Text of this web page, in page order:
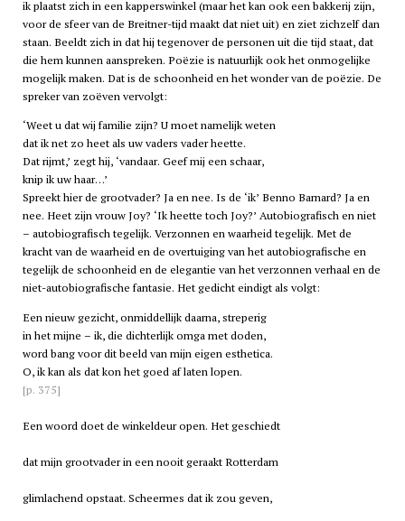
ik plaatst zich in een kapperswinkel (maar het kan ook een bakkerij zijn,
voor de sfeer van de Breitner-tijd maakt dat niet uit) en ziet zichzelf dan
staan. Beeldt zich in dat hij tegenover de personen uit die tijd staat, dat
die hem kunnen aanspreken. Poëzie is natuurlijk ook het onmogelijke
mogelijk maken. Dat is de schoonheid en het wonder van de poëzie. De
spreker van zoëven vervolgt:
‘Weet u dat wij familie zijn? U moet namelijk weten
dat ik net zo heet als uw vaders vader heette.
Dat rijmt,’ zegt hij, ‘vandaar. Geef mij een schaar,
knip ik uw haar…’
Spreekt hier de grootvader? Ja en nee. Is de ‘ik’ Benno Barnard? Ja en
nee. Heet zijn vrouw Joy? ‘Ik heette toch Joy?’ Autobiografisch en niet
– autobiografisch tegelijk. Verzonnen en waarheid tegelijk. Met de
kracht van de waarheid en de overtuiging van het autobiografische en
tegelijk de schoonheid en de elegantie van het verzonnen verhaal en de
niet-autobiografische fantasie. Het gedicht eindigt als volgt:
Een nieuw gezicht, onmiddellijk daarna, streperig
in het mijne – ik, die dichterlijk omga met doden,
word bang voor dit beeld van mijn eigen esthetica.
O, ik kan als dat kon het goed af laten lopen.
[p. 375]
Een woord doet de winkeldeur open. Het geschiedt
dat mijn grootvader in een nooit geraakt Rotterdam
glimlachend opstaat. Scheermes dat ik zou geven,